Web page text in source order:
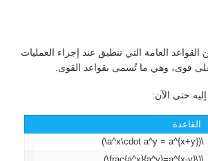
العامة التي تنطبق عند إجراء العمليات
قوى، وهي ما تُسمى بقواعد القوى.
حتى الآن:
القاعدة
\(a^x\cdot a^y = a^{x+y}\)